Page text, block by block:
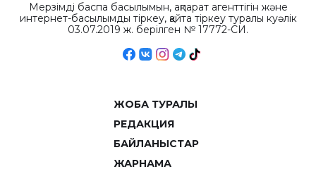
Мерзімді баспа басылымын, ақпарат агенттігін және
интернет-басылымды тіркеу, қайта тіркеу туралы куәлік
03.07.2019 ж. берілген № 17772-СИ.
ЖОБА ТУРАЛЫ
РЕДАКЦИЯ
БАЙЛАНЫСТАР
ЖАРНАМА